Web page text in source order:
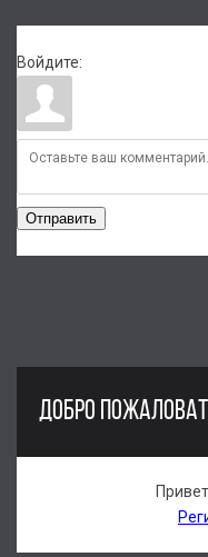
Войдите:
Отправить
ДОБРО